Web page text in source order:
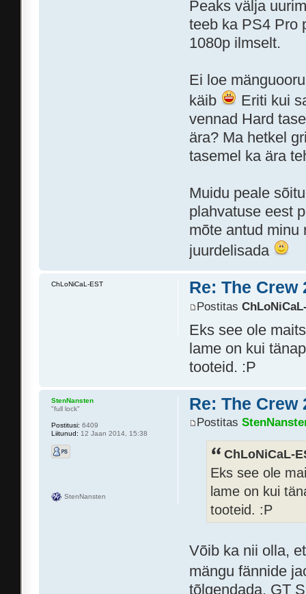
Peaks välja
teeb ka PS4 Pro
1080p ilmselt.
Ei loe
käib
Eriti kui
vennad Hard
ära? Ma hetkel
tasemel ka ära
Muidu peale
plahvatuse eest
mõte antud minu
juurdelisada
Re: The Crew
Postitas
Eks see ole
lame on kui
tooteid. :P
ChLoNiCaL-EST
Re: The Crew
Postitas
ChLoNiCaL-
Eks see ole
lame on kui
tooteid. :P
Võib ka nii olla,
mängu fännide
tõlgendada. GT
StenNansten
"full lock"
Postitusi: 6409
Liitunud: 12 Jaan 2014, 15:38
StenNansten